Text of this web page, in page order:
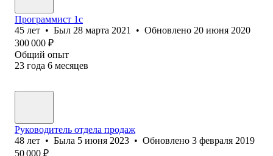
Программист 1с
45 лет • Был 28 марта 2021 • Обновлено 20 июня 2020
300 000 ₽
Общий опыт
23 года 6 месяцев
Руководитель отдела продаж
48 лет • Была 5 июня 2023 • Обновлено 3 февраля 2019
50 000 ₽